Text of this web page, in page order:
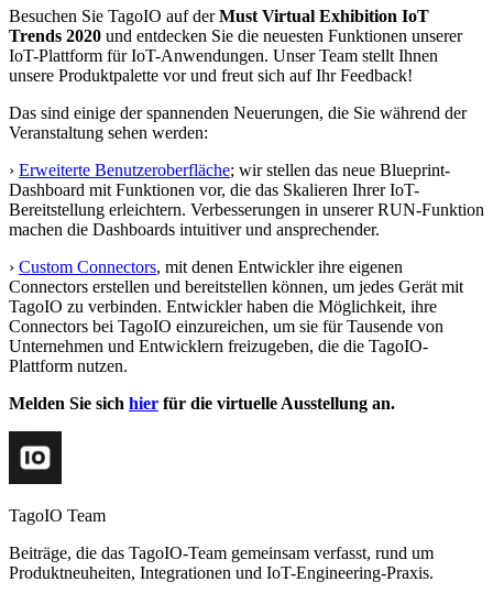
Besuchen Sie TagoIO auf derMust Virtual Exhibition IoT
Trends 2020 und entdecken Sie die neuesten Funktionen unserer
IoT-Plattform für IoT-Anwendungen. Unser Team stellt Ihnen
unsere Produktpalette vor und freut sich auf Ihr Feedback!
Das sind einige der spannenden Neuerungen, die Sie während der
Veranstaltung sehen werden:
› Erweiterte Benutzeroberfläche; wir stellen das neue Blueprint-
Dashboard mit Funktionen vor, die das Skalieren Ihrer IoT-
Bereitstellung erleichtern. Verbesserungen in unserer RUN-Funktion
machen die Dashboards intuitiver und ansprechender.
› Custom Connectors, mit denen Entwickler ihre eigenen
Connectors erstellen und bereitstellen können, um jedes Gerät mit
TagoIO zu verbinden. Entwickler haben die Möglichkeit, ihre
Connectors bei TagoIO einzureichen, um sie für Tausende von
Unternehmen und Entwicklern freizugeben, die die TagoIO-
Plattform nutzen.
Melden Sie sich hier für die virtuelle Ausstellung an.
TagoIO Team
Beiträge, die das TagoIO-Team gemeinsam verfasst, rund um
Produktneuheiten, Integrationen und IoT-Engineering-Praxis.